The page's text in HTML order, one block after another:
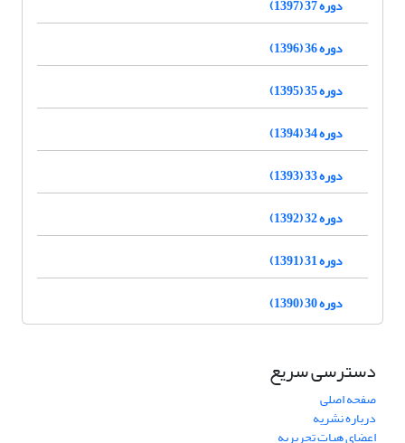
دوره 37 (1397)
دوره 36 (1396)
دوره 35 (1395)
دوره 34 (1394)
دوره 33 (1393)
دوره 32 (1392)
دوره 31 (1391)
دوره 30 (1390)
دسترسی سریع
صفحه اصلی
درباره نشریه
اعضای هیات تحریریه